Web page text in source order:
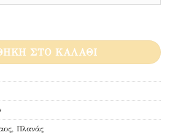
ποσότητα
ΣΤΟ ΚΑΛΆΘΙ
, Πλανάς